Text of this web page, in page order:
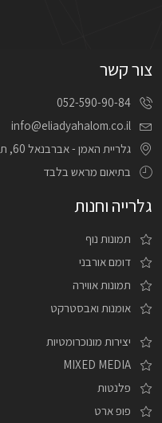
צור קשר
052-590-90-84
info@eliadyahalom.co.il
גלריית האמן - אברבנאל 60, תל - אביב
בתיאום מראש בלבד
גלרייה וחנות
תמונות נוף
דומם אורבני
תמונות אווירה
אומנות ואבסטרקט
יצירות מונוכרומטיות
MIXED MEDIA
פלנטות
פופ ארט